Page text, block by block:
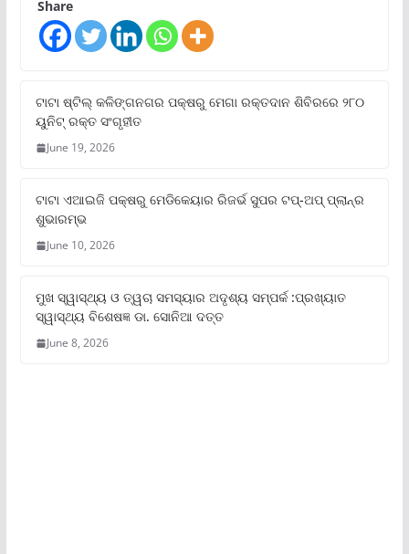
Share
ଟାଟା ଷ୍ଟିଲ୍‌ କଳିଙ୍ଗନଗର ପକ୍ଷରୁ ମେଗା ରକ୍ତଦାନ ଶିବିରରେ ୨୮୦
ୟୁନିଟ୍‌ ରକ୍ତ ସଂଗୃହୀତ
June 19, 2026
ଟାଟା ଏଆଇଜି ପକ୍ଷରୁ ମେଡିକେୟାର ରିଜର୍ଭ ସୁପର ଟପ୍‌-ଅପ୍ ପ୍ଲାନ୍‌ର
ଶୁଭାରମ୍ଭ
June 10, 2026
ମୁଖ ସ୍ୱାସ୍ଥ୍ୟ ଓ ତ୍ୱଚା ସମସ୍ୟାର ଅଦୃଶ୍ୟ ସମ୍ପର୍କ :ପ୍ରଖ୍ୟାତ
ସ୍ୱାସ୍ଥ୍ୟ ବିଶେଷଜ୍ଞ ଡା. ସୋନିଆ ଦତ୍ତ
June 8, 2026